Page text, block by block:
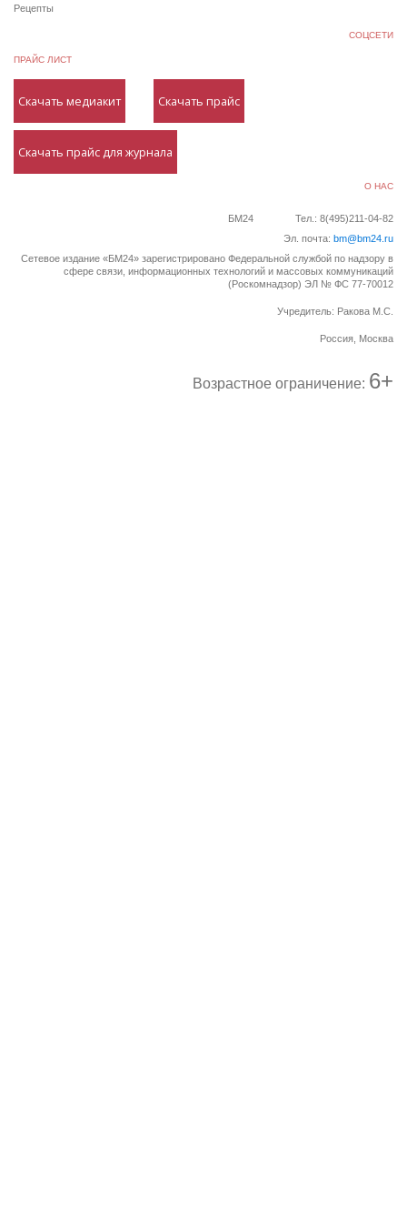
Рецепты
СОЦСЕТИ
ПРАЙС ЛИСТ
Скачать медиакит Скачать прайс
Скачать прайс для журнала
О НАС
БМ24
Тел.: 8(495)211-04-82
Эл. почта: bm@bm24.ru
Сетевое издание «БМ24» зарегистрировано Федеральной службой по надзору в
сфере связи, информационных технологий и массовых коммуникаций
(Роскомнадзор) ЭЛ № ФС 77-70012
Учредитель: Ракова М.С.
Россия, Москва
Возрастное ограничение: 6+